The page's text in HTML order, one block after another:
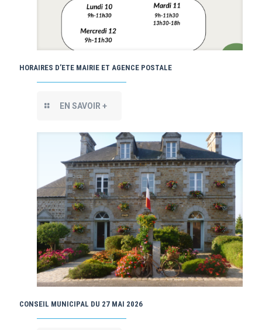
HORAIRES D’ETE MAIRIE ET AGENCE POSTALE
EN SAVOIR +
CONSEIL MUNICIPAL DU 27 MAI 2026